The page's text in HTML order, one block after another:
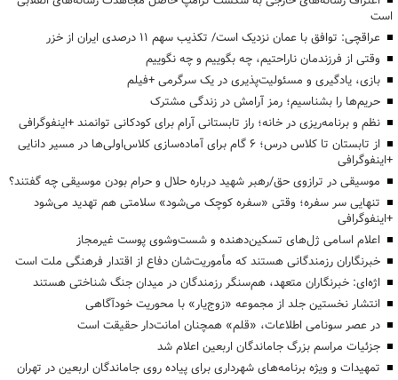
است
عراقچی: توافق با عمان نزدیک است/ تکذیب سهم ۱۱ درصدی ایران از خزر
وقتی از فرزندمان ناراحتیم، چه بگوییم و چه نگوییم
بازی، یادگیری و مسئولیت‌پذیری در یک سرگرمی +فیلم
حریم‌ها را بشناسیم؛ رمز آرامش در زندگی مشترک
نظم و برنامه‌ریزی در خانه؛ راز تابستانی آرام برای کودکانی توانمند +اینفوگرافی
از تابستان تا کلاس درس؛ ۶ گام برای آماده‌سازی کلاس‌اولی‌ها در مسیر دانایی
+اینفوگرافی
موسیقی در ترازوی حق/رهبر شهید درباره حلال و حرام بودن موسیقی چه گفتند؟
تنهایی سر سفره؛ وقتی «سفره کوچک می‌شود» سلامتی هم تهدید می‌شود
+اینفوگرافی
اعلام اسامی ژل‌های تسکین‌دهنده و شست‌وشوی پوست غیرمجاز
خبرنگاران رزمندگانی هستند که مأموریت‌شان دفاع از اقتدار فرهنگی ملت است
اژه‌ای: خبرنگاران متعهد، هم‌سنگر رزمندگان در میدان جنگ شناختی هستند
انتشار نخستین جلد از مجموعه «زوج‌یار» با محوریت خودآگاهی
در عصر سونامی اطلاعات، «قلم» همچنان امانت‌دار حقیقت است
جزئیات مراسم بزرگ جاماندگان اربعین اعلام شد
تمهیدات و ویژه برنامه‌های شهرداری برای پیاده روی جاماندگان اربعین در تهران